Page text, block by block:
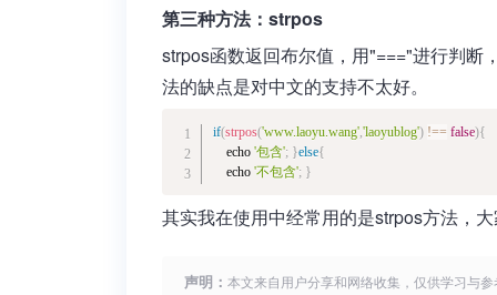
第三种方法：strpos
strpos函数返回布尔值，用"==="进行判断
法的缺点是对中文的支持不太好。
if(strpos('www.laoyu.wang','laoyublog') !== false){
    echo
'包含'; }else{
    echo
'不包含'; }
其实我在使用中经常用的是strpos方法，
声明： 本文来自用户分享和网络收集，仅供学习与